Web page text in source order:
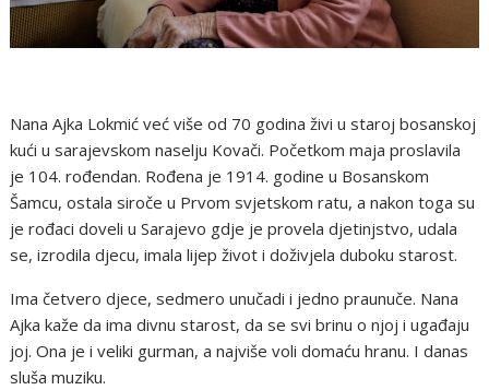
Nana Ajka Lokmić već više od 70 godina živi u staroj bosanskoj
kući u sarajevskom naselju Kovači. Početkom maja proslavila
je 104. rođendan. Rođena je 1914. godine u Bosanskom
Šamcu, ostala siroče u Prvom svjetskom ratu, a nakon toga su
je rođaci doveli u Sarajevo gdje je provela djetinjstvo, udala
se, izrodila djecu, imala lijep život i doživjela duboku starost.
Ima četvero djece, sedmero unučadi i jedno praunuče. Nana
Ajka kaže da ima divnu starost, da se svi brinu o njoj i ugađaju
joj. Ona je i veliki gurman, a najviše voli domaću hranu. I danas
sluša muziku.